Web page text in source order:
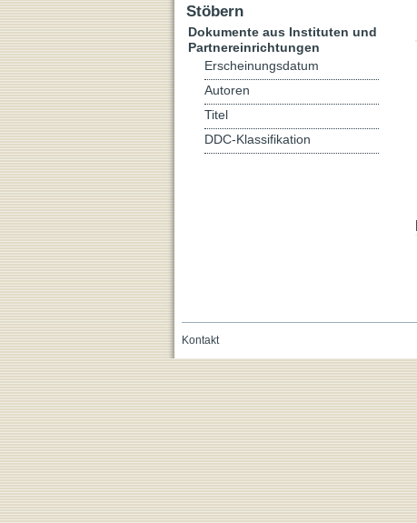
Stöbern
Dokumente aus Instituten und
Partnereinrichtungen
Erscheinungsdatum
Autoren
Titel
DDC-Klassifikation
Kontakt